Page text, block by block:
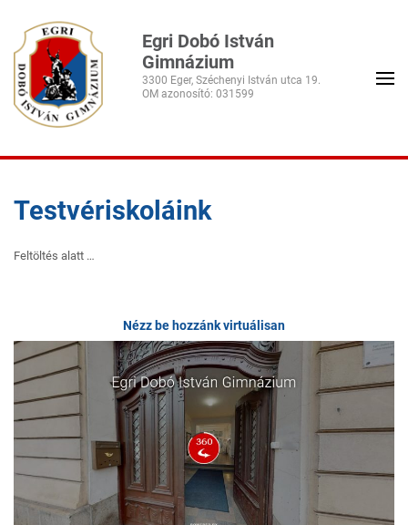
Egri Dobó István
Gimnázium
3300 Eger, Széchenyi István utca 19.
Testvériskoláink
Feltöltés alatt …
Nézz be hozzánk virtuálisan